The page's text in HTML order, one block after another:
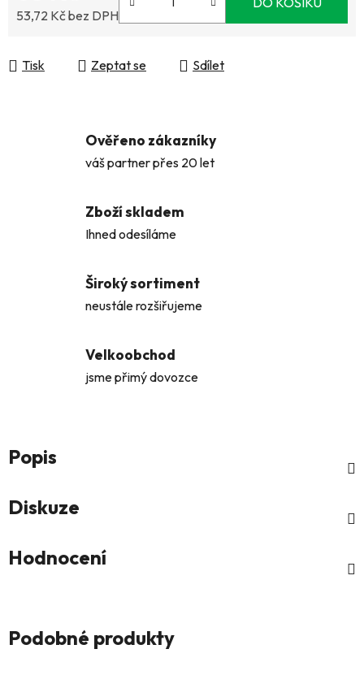
53,72 Kč bez DPH
Tisk Zeptat se Sdílet
Ověřeno zákazníky
váš partner přes 20 let
Zboží skladem
Ihned odesíláme
Široký sortiment
neustále rozšiřujeme
Velkoobchod
jsme přimý dovozce
Popis
Diskuze
Hodnocení
Podobné produkty